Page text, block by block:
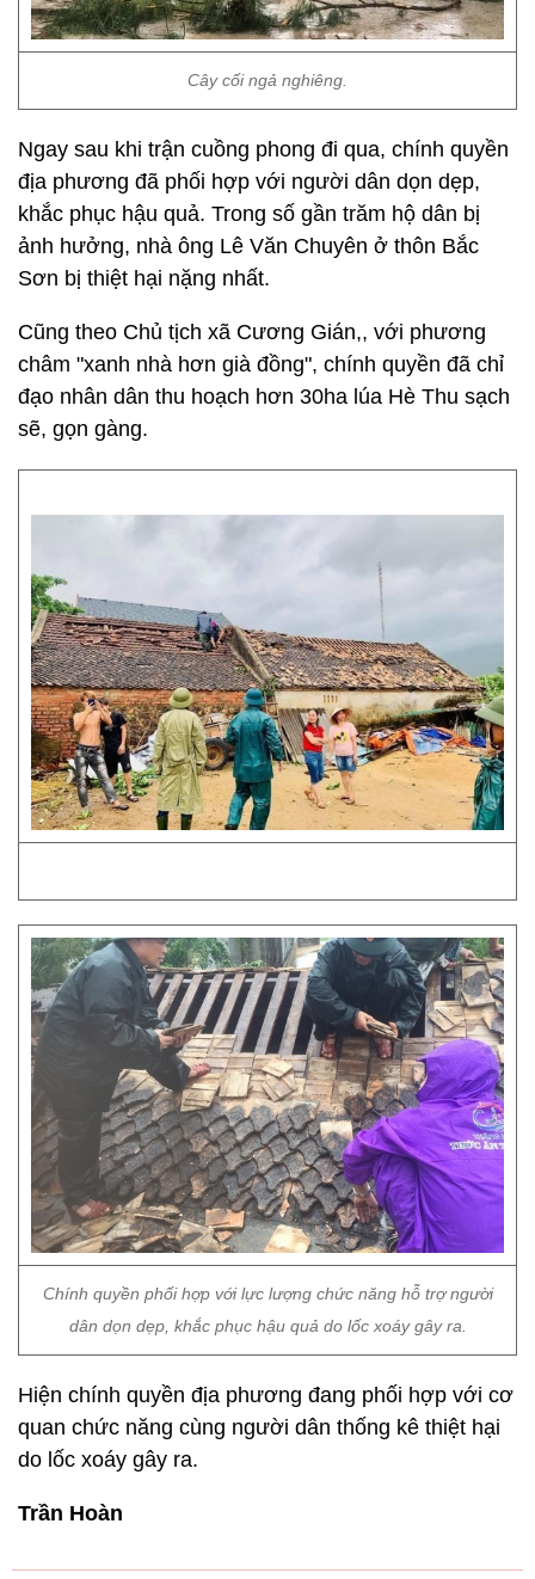
Cây cối ngả nghiêng.
Ngay sau khi trận cuồng phong đi qua, chính quyền
địa phương đã phối hợp với người dân dọn dẹp,
khắc phục hậu quả. Trong số gần trăm hộ dân bị
ảnh hưởng, nhà ông Lê Văn Chuyên ở thôn Bắc
Sơn bị thiệt hại nặng nhất.
Cũng theo Chủ tịch xã Cương Gián,, với phương
châm "xanh nhà hơn già đồng", chính quyền đã chỉ
đạo nhân dân thu hoạch hơn 30ha lúa Hè Thu sạch
sẽ, gọn gàng.
Chính quyền phối hợp với lực lượng chức năng hỗ trợ người
dân dọn dẹp, khắc phục hậu quả do lốc xoáy gây ra.
Hiện chính quyền địa phương đang phối hợp với cơ
quan chức năng cùng người dân thống kê thiệt hại
do lốc xoáy gây ra.
Trần Hoàn